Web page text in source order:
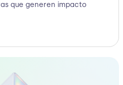
que generen impacto